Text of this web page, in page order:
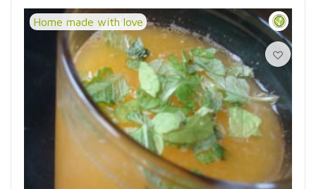
Home made with love